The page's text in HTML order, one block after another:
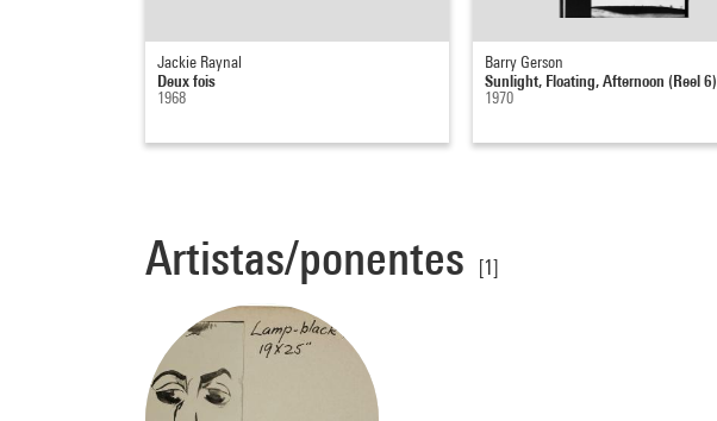
Jackie Raynal
Deux fois
1968
Barry Gerson
Sunlight, Floating, Afternoon (Reel 6)
1970
Artistas/ponentes [1]